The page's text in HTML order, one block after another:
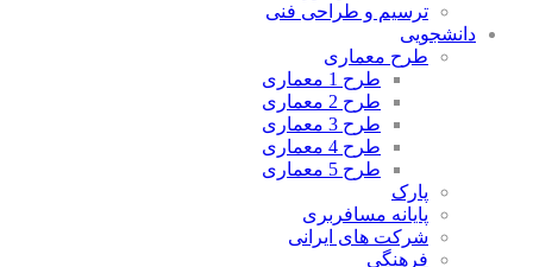
ترسیم و طراحی فنی
دانشجویی
طرح معماری
طرح 1 معماری
طرح 2 معماری
طرح 3 معماری
طرح 4 معماری
طرح 5 معماری
پارک
پایانه مسافربری
شرکت های ایرانی
فرهنگی